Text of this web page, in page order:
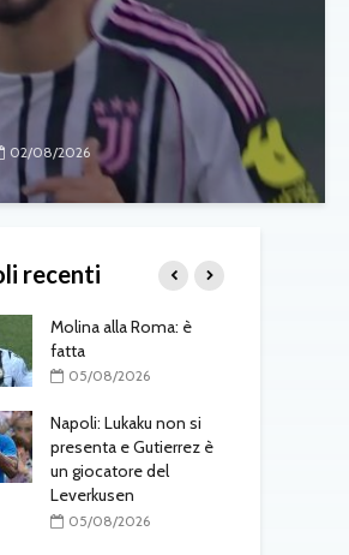
02/08/2026
recenti
Molina alla Roma: è
fatta
05/08/2026
Napoli: Lukaku non si
presenta e Gutierrez è
un giocatore del
Leverkusen
05/08/2026